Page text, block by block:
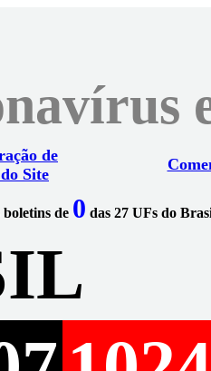
de
Site
boletins de 0 das 27 UFs do